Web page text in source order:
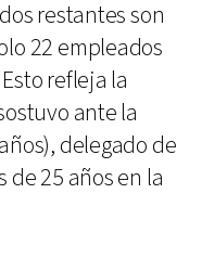
restantes son
22 empleados
refleja la
ante la
delegado de
de 25 años en la